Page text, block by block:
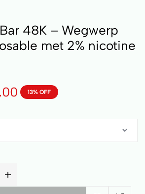
48K – Wegwerp
met 2% nicotine
13% OFF